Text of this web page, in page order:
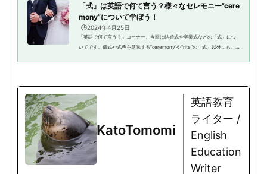
「式」は英語で何て言う？様々なセレモニー”cere
mony”について学ぼう！
🕒️2024年4月25日
「英語で何て言う？」コーナー、今回は結婚式や卒業式などの「式」につ
いてです。儀式や式典を意味する”ceremony”や”rite”の「式」以外にも、
KatoTomomi
英語教育
ライター /
English
Education
Writer